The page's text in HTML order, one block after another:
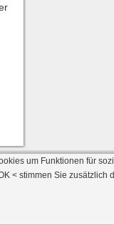
um Funktionen für
<stimmen Sie zusätzlich